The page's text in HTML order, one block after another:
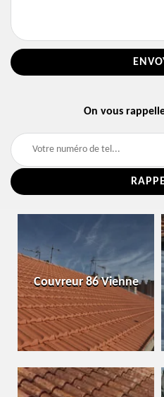
On vous
Couvreur 86 Vienne